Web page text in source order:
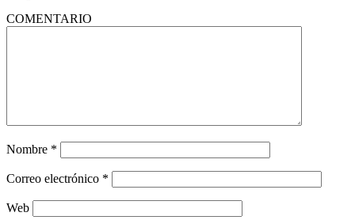
COMENTARIO
Nombre *
Correo electrónico *
Web